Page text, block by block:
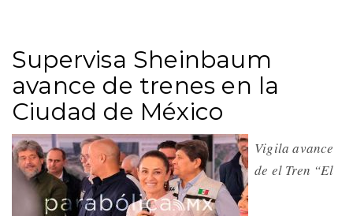
Supervisa Sheinbaum
avance de trenes en la
Ciudad de México
Vigila avance
de el Tren “El